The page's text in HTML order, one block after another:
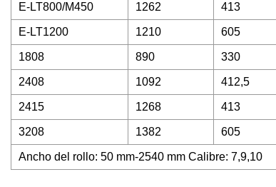
E-LT800/M450 1262 413
E-LT1200 1210 605
1808 890 330
2408 1092 412,5
2415 1268 413
3208 1382 605
Ancho del rollo: 50 mm-2540 mm Calibre: 7,9,10